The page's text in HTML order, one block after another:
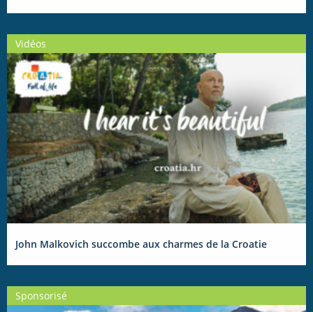
Vidéos
John Malkovich succombe aux charmes de la Croatie
Sponsorisé